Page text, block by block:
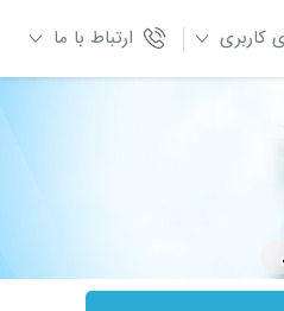
ارتباط با ما کاربری